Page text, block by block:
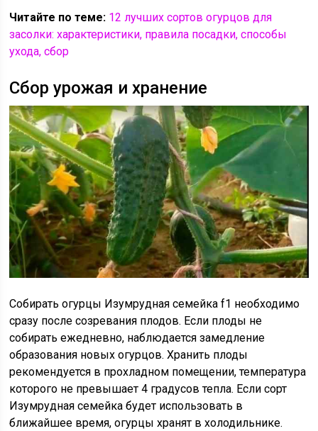
Читайте по теме: 12 лучших сортов огурцов для
засолки: характеристики, правила посадки, способы
ухода, сбор
Сбор урожая и хранение
Собирать огурцы Изумрудная семейка f1 необходимо
сразу после созревания плодов. Если плоды не
собирать ежедневно, наблюдается замедление
образования новых огурцов. Хранить плоды
рекомендуется в прохладном помещении, температура
которого не превышает 4 градусов тепла. Если сорт
Изумрудная семейка будет использовать в
ближайшее время, огурцы хранят в холодильнике.